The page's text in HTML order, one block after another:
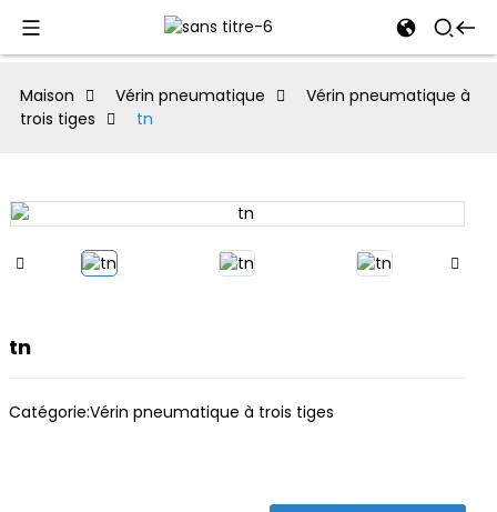
Maison Vérin pneumatique
Vérin pneumatique à
trois tiges
tn
tn
Catégorie:Vérin pneumatique à trois tiges